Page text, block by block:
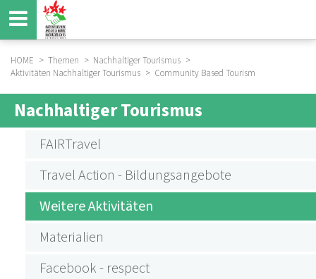
Direkt
zum
Inhalt
BREADCRUMB
HOME Themen
Nachhaltiger Tourismus
Aktivitäten Nachhaltiger Tourismus
Community Based Tourism
SUBMENU
AKTIVITÄTEN
NACHHALTIGER
TOURISMUS
Nachhaltiger Tourismus
FAIRTravel
Travel Action - Bildungsangebote
Weitere Aktivitäten
Materialien
Facebook - respect